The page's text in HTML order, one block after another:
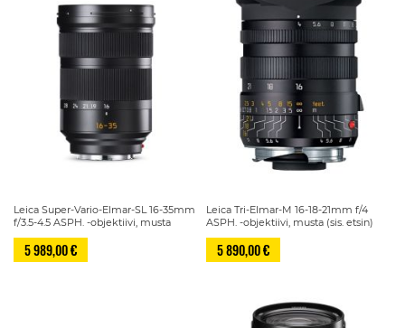
Leica Super-Vario-Elmar-SL 16-35mm
f/3.5-4.5 ASPH. -objektiivi, musta
5 989,00 €
Leica Tri-Elmar-M 16-18-21mm f/4
ASPH. -objektiivi, musta (sis. etsin)
5 890,00 €